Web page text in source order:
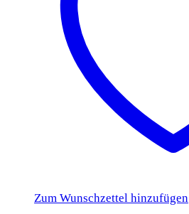
Zum Wunschzettel hinzufügen